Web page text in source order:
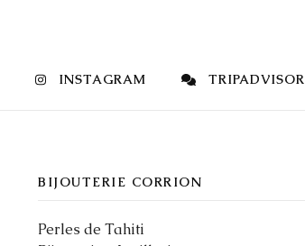
INSTAGRAM TRIPADVISOR
BIJOUTERIE CORRION
Perles de Tahiti